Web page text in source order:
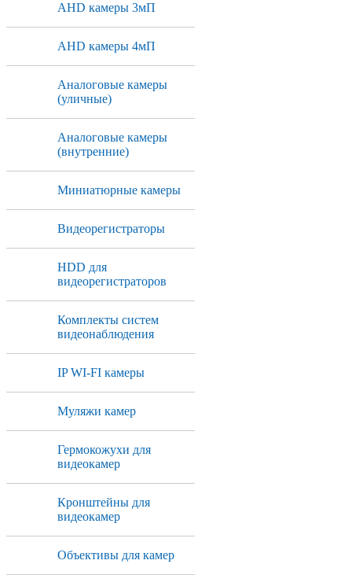
AHD камеры 3мП
AHD камеры 4мП
Аналоговые камеры
(уличные)
Аналоговые камеры
(внутренние)
Миниатюрные камеры
Видеорегистраторы
HDD для
видеорегистраторов
Комплекты систем
видеонаблюдения
IP WI-FI камеры
Муляжи камер
Гермокожухи для
видеокамер
Кронштейны для
видеокамер
Объективы для камер